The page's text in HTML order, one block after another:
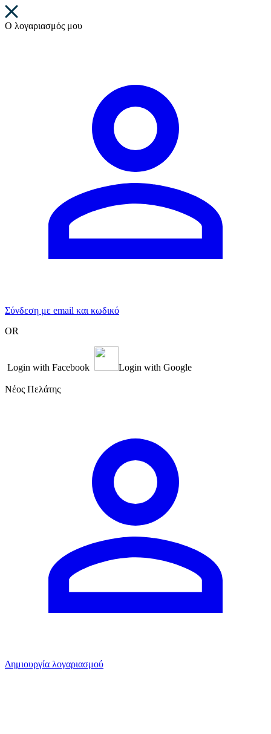
Ο λογαριασμός μου
Σύνδεση με email και κωδικό
OR
Login with Facebook Login with Google
Νέος Πελάτης
Δημιουργία λογαριασμού